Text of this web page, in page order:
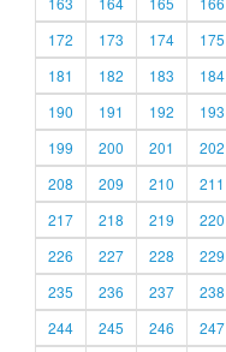
172
173 174 175
181
182 183 184
190
191 192 193
199
200 201 202
208
209 210 211
217
218 219 220
226
227 228 229
235
236 237 238
244
245 246 247